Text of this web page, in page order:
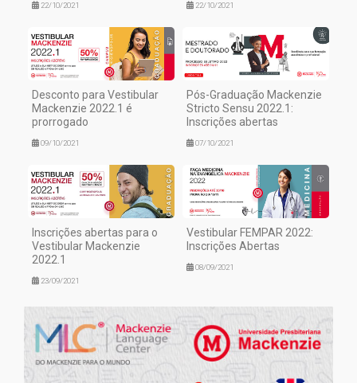
22/10/2021 22/10/2021
Desconto para Vestibular
Mackenzie 2022.1 é
prorrogado
09/10/2021
Pós-Graduação Mackenzie
Stricto Sensu 2022.1:
Inscrições abertas
07/10/2021
Inscrições abertas para o
Vestibular Mackenzie
2022.1
23/09/2021
Vestibular FEMPAR 2022:
Inscrições Abertas
08/09/2021